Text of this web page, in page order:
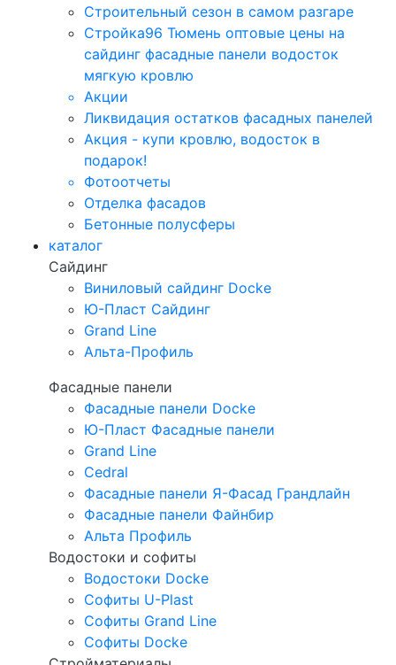
Строительный сезон в самом разгаре
Стройка96 Тюмень оптовые цены на
сайдинг фасадные панели водосток
мягкую кровлю
Акции
Ликвидация остатков фасадных панелей
Акция - купи кровлю, водосток в
подарок!
Фотоотчеты
Отделка фасадов
Бетонные полусферы
каталог
Сайдинг
Виниловый сайдинг Docke
Ю-Пласт Сайдинг
Grand Line
Альта-Профиль
Фасадные панели
Фасадные панели Docke
Ю-Пласт Фасадные панели
Grand Line
Cedral
Фасадные панели Я-Фасад Грандлайн
Фасадные панели Файнбир
Альта Профиль
Водостоки и софиты
Водостоки Docke
Софиты U-Plast
Софиты Grand Line
Софиты Docke